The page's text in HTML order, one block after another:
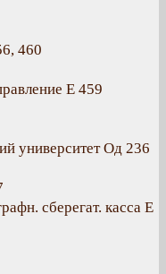
460
Е 459
университет Од 236
сберегат. касса Е